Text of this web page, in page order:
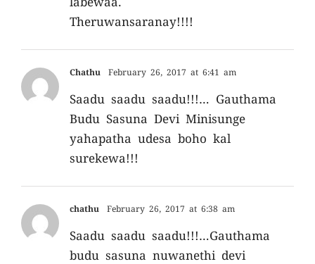
Theruwansaranay!!!!
Chathu February 26, 2017 at 6:41 am
Saadu saadu saadu!!!… Gauthama
Budu Sasuna Devi Minisunge
yahapatha udesa boho kal
surekewa!!!
chathu February 26, 2017 at 6:38 am
Saadu saadu saadu!!!…Gauthama
budu sasuna nuwanethi devi